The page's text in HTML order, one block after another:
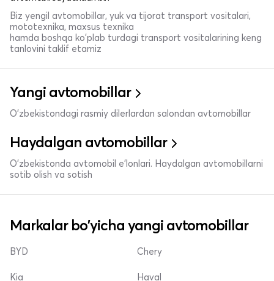
Biz yengil avtomobillar, yuk va tijorat transport vositalari,
mototexnika, maxsus texnika
hamda boshqa ko'plab turdagi transport vositalarining keng
tanlovini taklif etamiz
Yangi avtomobillar
O'zbekistondagi rasmiy dilerlardan salondan avtomobillar
Haydalgan avtomobillar
O'zbekistonda avtomobil e’lonlari. Haydalgan avtomobillarni
sotib olish va sotish
Markalar bo'yicha yangi avtomobillar
BYD
Kia
Chery
Haval